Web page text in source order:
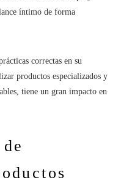
íntimo de forma
correctas en su
productos especializados y
tiene un gran impacto en